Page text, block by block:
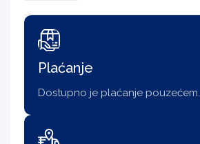
Plaćanje
Dostupno je plaćanje pouzećem.